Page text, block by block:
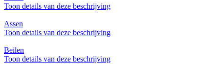
Toon details van deze beschrijving
Assen
Toon details van deze beschrijving
Beilen
Toon details van deze beschrijving